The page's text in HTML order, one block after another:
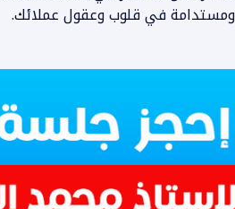
ومستدامة في قلوب وعقول عملائك.